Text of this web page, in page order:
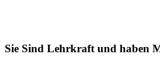
Sie Sind Lehrkraft und haben